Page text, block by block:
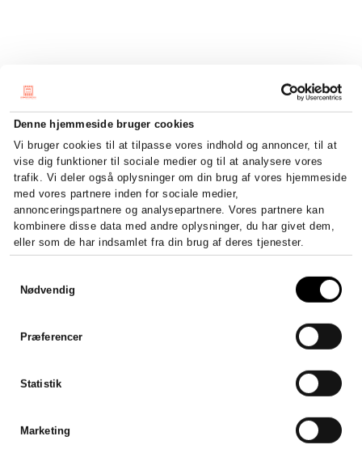
Denne hjemmeside bruger cookies
Vi bruger cookies til at tilpasse vores indhold og annoncer, til at
vise dig funktioner til sociale medier og til at analysere vores
trafik. Vi deler også oplysninger om din brug af vores hjemmeside
med vores partnere inden for sociale medier,
annonceringspartnere og analysepartnere. Vores partnere kan
kombinere disse data med andre oplysninger, du har givet dem,
eller som de har indsamlet fra din brug af deres tjenester.
Nødvendig
Præferencer
Statistik
Marketing
Sådan stifter du et ApS – krav,
kapital og registrering
Stift et ApS fra 20.000 kr. i...